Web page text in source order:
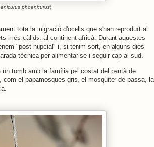
phoenicurus)
tota la migració d'ocells que s'han reproduït al
més càlids, al continent africà. Durant aquestes
"post-nupcial" i, si tenim sort, en alguns dies
tècnica per alimentar-se i seguir cap al sud.
tomb amb la família pel costat del pantà de
com el papamosques gris, el mosquiter de passa, la